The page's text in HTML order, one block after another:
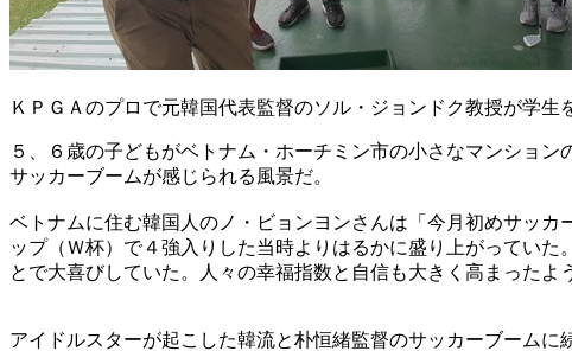
ＫＰＧＡのプロで元韓国代表監督のソル・ジョンドク教授が学
５、６歳の子どもがベトナム・ホーチミン市の小さなマンショ
サッカーブームが感じられる風景だ。
ベトナムに住む韓国人のノ・ビョンヨンさんは「今月初めサッ
ップ（Ｗ杯）で４強入りした当時よりはるかに盛り上がってい
とで大喜びしていた。人々の幸福指数と自信も大きく高まったよ
アイドルスターが起こした韓流と朴恒緒監督のサッカーブーム